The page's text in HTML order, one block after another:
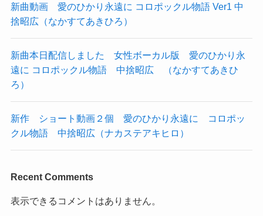
新曲動画 愛のひかり永遠に コロポックル物語 Ver1 中
捨昭広（なかすてあきひろ）
新曲本日配信しました 女性ボーカル版 愛のひかり永
遠に コロポックル物語 中捨昭広 （なかすてあきひ
ろ）
新作 ショート動画２個 愛のひかり永遠に コロポッ
クル物語 中捨昭広（ナカステアキヒロ）
Recent Comments
表示できるコメントはありません。